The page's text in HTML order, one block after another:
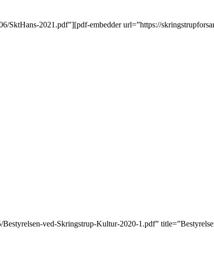
SktHans-2021.pdf”][pdf-embedder url=”https://
ved-Skringstrup-Kultur-2020-1.pdf”